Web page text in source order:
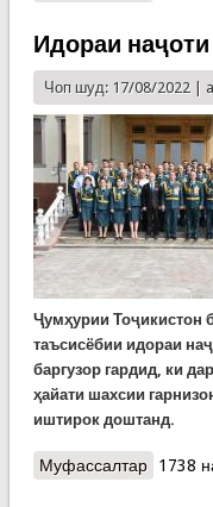
Идораи
Чоп шуд: 17/08/2022 |
Ҷумҳурии Тоҷикистон
таъсисёбии идораи наҷ
баргузор гардид, ки
ҳайати шахсии
иштирок доштанд.
Муфассалтаро1738